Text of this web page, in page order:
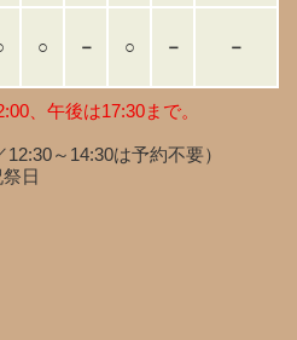
○ － ○ － －
、午後は17:30まで。
12:30～14:30は予約不要）
日